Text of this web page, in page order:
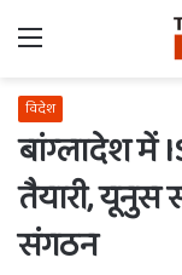
Menu
विदेश
बांग्लादेश में
तैयारी, यूनुस
संगठन